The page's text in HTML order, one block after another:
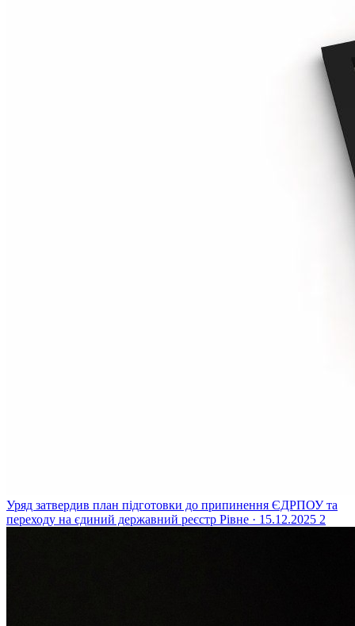
Уряд затвердив план підготовки до припинення ЄДРПОУ та
переходу на єдиний державний реєстр Рівне · 15.12.2025 2